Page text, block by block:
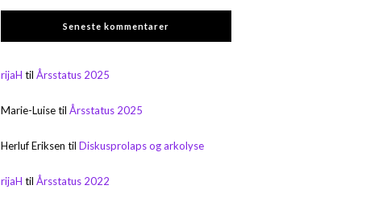
Seneste kommentarer
rijaH tilÅrsstatus 2025
Marie-LuisetilÅrsstatus 2025
Herluf Eriksen tilDiskusprolaps og arkolyse
rijaH tilÅrsstatus 2022